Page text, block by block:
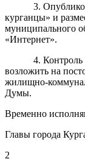
3.
курганцы» и
муниципального
«Интернет».
4.
возложить на
жилищно-
Думы.
Временно
Главы города
2